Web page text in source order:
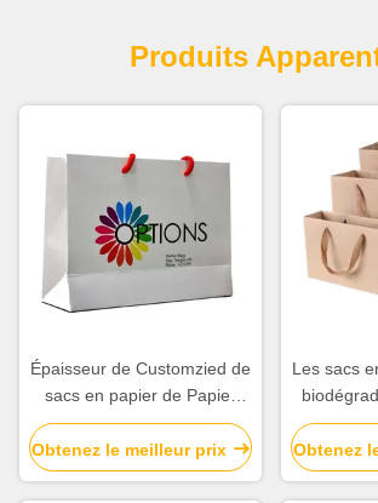
Produits
Épaisseur de Customzied de
sacs en papier de Papier
d'emballage imprimée par
blanc pour la promotion de
société
Obtenez le meilleur prix
Les sacs
Obtenez